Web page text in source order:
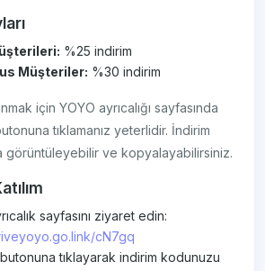
%25 indirim
Müşteriler: %30 indirim
için YOYO ayrıcalığı sayfasında
tıklamanız yeterlidir. İndirim
görüntüleyebilir ve kopyalayabilirsiniz.
sayfasını ziyaret edin:
cN7gq
butonuna tıklayarak indirim kodunuzu